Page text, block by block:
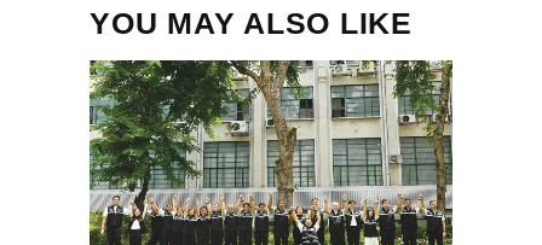
YOU MAY ALSO LIKE